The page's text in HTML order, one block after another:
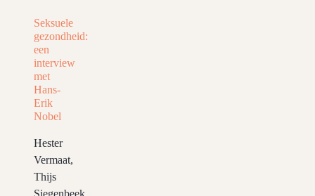
Seksuele
gezondheid:
een
interview
met
Hans-
Erik
Nobel
Hester
Vermaat,
Thijs